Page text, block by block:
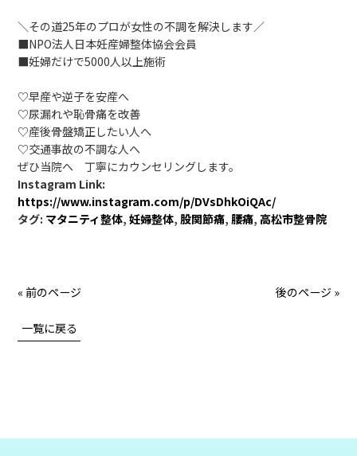
＼その道25年のプロが女性の不調を解決します／
■NPO法人日本妊産婦整体協会会員
■妊婦だけで5000人以上施術
♡早産や逆子を安産へ
♡尿漏れや恥骨痛を改善
♡産後骨盤矯正したい人へ
♡交通事故の不調な人へ
ぜひ当院へ 丁寧にカウンセリングします。
Instagram Link:
https://www.instagram.com/p/DVsDhkOiQAc/
タグ: マタニティ整体,妊婦整体, 股関節痛, 腰痛,高松市整骨院
« 前のページ 後のページ »
一覧に戻る